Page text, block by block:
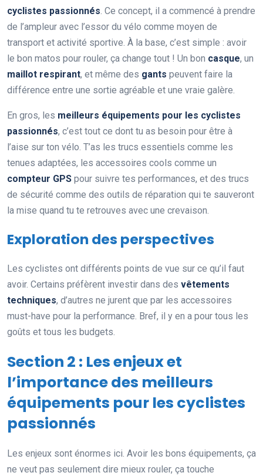
cyclistes passionnés. Ce concept, il a commencé à prendre
de l’ampleur avec l’essor du vélo comme moyen de
transport et activité sportive. À la base, c’est simple : avoir
le bon matos pour rouler, ça change tout ! Un bon casque, un
maillot respirant, et même des gants peuvent faire la
différence entre une sortie agréable et une vraie galère.
En gros, les meilleurs équipements pour les cyclistes
passionnés, c’est tout ce dont tu as besoin pour être à
l’aise sur ton vélo. T’as les trucs essentiels comme les
tenues adaptées, les accessoires cools comme un
compteur GPS pour suivre tes performances, et des trucs
de sécurité comme des outils de réparation qui te sauveront
la mise quand tu te retrouves avec une crevaison.
Exploration des perspectives
Les cyclistes ont différents points de vue sur ce qu’il faut
avoir. Certains préfèrent investir dans des vêtements
techniques, d’autres ne jurent que par les accessoires
must-have pour la performance. Bref, il y en a pour tous les
goûts et tous les budgets.
Section 2 : Les enjeux et
l’importance des meilleurs
équipements pour les cyclistes
passionnés
Les enjeux sont énormes ici. Avoir les bons équipements, ça
ne veut pas seulement dire mieux rouler, ça touche